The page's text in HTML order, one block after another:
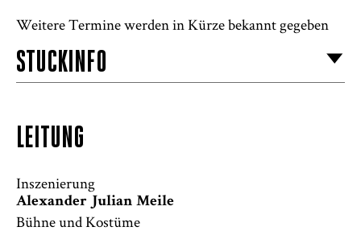
Weitere Termine werden in Kürze bekannt gegeben
STÜCKINFO
LEITUNG
Inszenierung
Alexander Julian Meile
Bühne und Kostüme